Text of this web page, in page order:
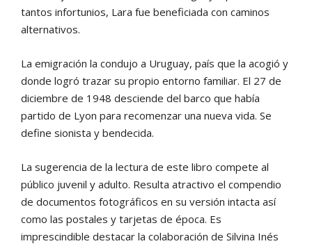
tantos infortunios, Lara fue beneficiada con caminos
alternativos.
La emigración la condujo a Uruguay, país que la acogió y
donde logró trazar su propio entorno familiar. El 27 de
diciembre de 1948 desciende del barco que había
partido de Lyon para recomenzar una nueva vida. Se
define sionista y bendecida.
La sugerencia de la lectura de este libro compete al
público juvenil y adulto. Resulta atractivo el compendio
de documentos fotográficos en su versión intacta así
como las postales y tarjetas de época. Es
imprescindible destacar la colaboración de Silvina Inés